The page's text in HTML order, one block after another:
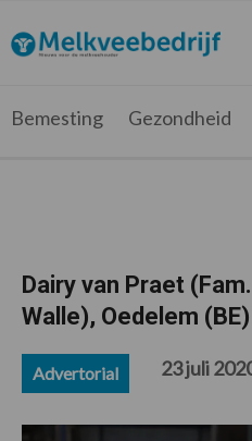
de
hoofdnavigatie
de
hoofd
de
eerste
de
voettekst
Melkveebedrijf.be
Nieuws
melkveehouder
Bemesting Gezondheid
Dairy van Praet
Walle), Oedelem (BE)
Advertorial 23 juli